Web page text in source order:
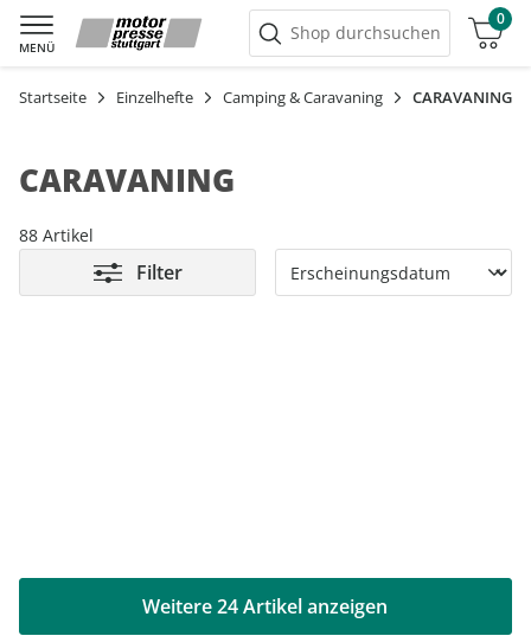
MENÜ
Shop durchsuchen
0
Warenkorb
Startseite Einzelhefte Camping & Caravaning CARAVANING
CARAVANING
88 Artikel
Filter
Weitere 24 Artikel anzeigen